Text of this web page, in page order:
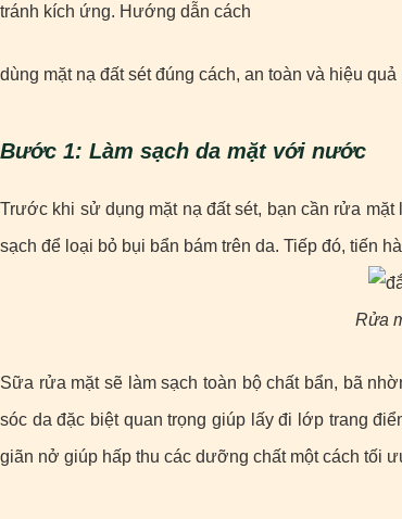
tránh kích ứng. Hướng dẫn cách
dùng mặt nạ đất sét đúng cách, an toàn và hiệu quả
Bước 1: Làm sạch da mặt với nước
Trước khi sử dụng mặt nạ đất sét, bạn cần rửa
sạch để loại bỏ bụi bẩn bám trên da. Tiếp đó, tiến
Rửa
Sữa rửa mặt sẽ làm sạch toàn bộ chất bẩn, bã
sóc da đặc biệt quan trọng giúp lấy đi lớp trang
giãn nở giúp hấp thu các dưỡng chất một cách tối